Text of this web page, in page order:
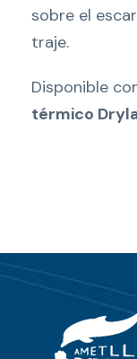
sobre el
traje.
Disponible
térmico